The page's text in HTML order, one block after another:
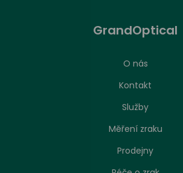
GrandOptical
O nás
Kontakt
Služby
Měření zraku
Prodejny